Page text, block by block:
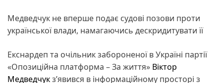
Медведчук не вперше подає судові позови проти
української влади, намагаючись дескридитувати її
Екснардеп та очільник забороненої в Україні партії
«Опозиційна платформа – За життя» Віктор
Медведчукз’явився в інформаційному просторі з